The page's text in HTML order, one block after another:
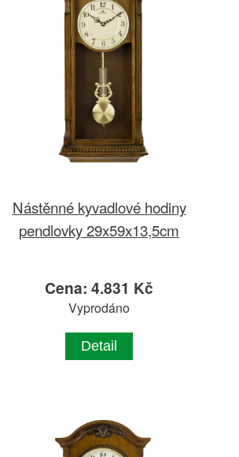
Nástěnné kyvadlové hodiny
pendlovky 29x59x13,5cm
Cena: 4.831 Kč
Vyprodáno
Detail